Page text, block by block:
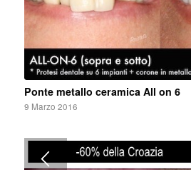
Ponte metallo ceramica All on 6
9 Marzo 2016